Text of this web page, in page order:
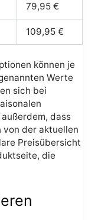
79,95 €
109,95 €
können je
Werte
sich bei
dass
von der aktuellen
Preisübersicht
die